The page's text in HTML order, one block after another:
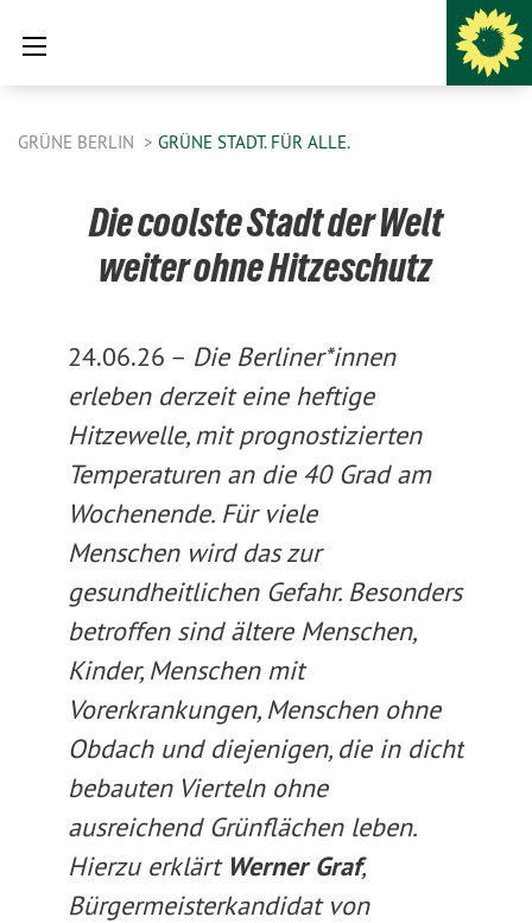
GRÜNE BERLIN GRÜNE STADT. FÜR ALLE.
Die coolste Stadt der Welt
weiter ohne Hitzeschutz
24.06.26 – Die Berliner*innen
erleben derzeit eine heftige
Hitzewelle, mit prognostizierten
Temperaturen an die 40 Grad am
Wochenende. Für viele
Menschen wird das zur
gesundheitlichen Gefahr. Besonders
betroffen sind ältere Menschen,
Kinder, Menschen mit
Vorerkrankungen, Menschen ohne
Obdach und diejenigen, die in dicht
bebauten Vierteln ohne
ausreichend Grünflächen leben.
Hierzu erklärt Werner Graf,
Bürgermeisterkandidat von